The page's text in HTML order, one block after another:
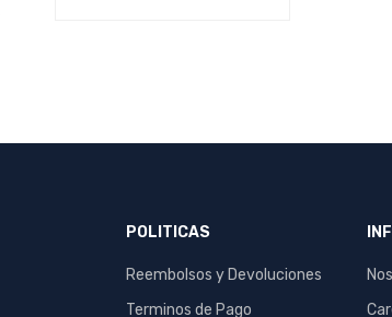
POLITICAS
Reembolsos y Devoluciones
Terminos de Pago